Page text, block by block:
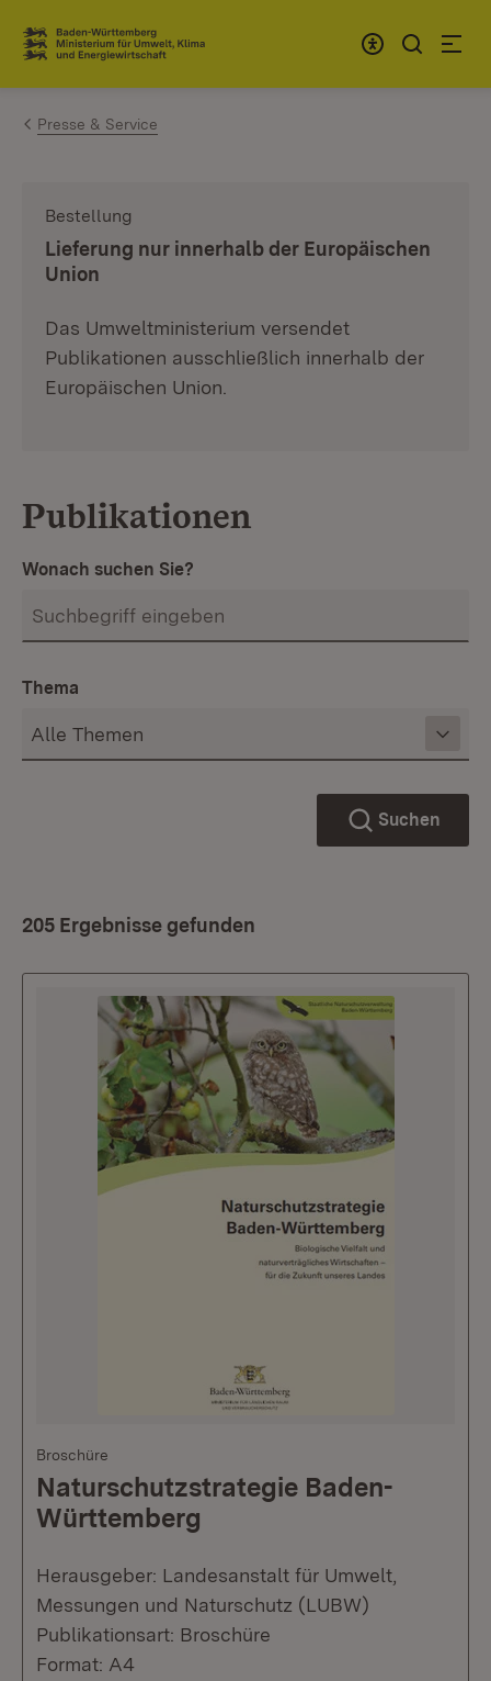
Zum Inhalt springen
Link zur Startseite
Presse & Service
Bestellung
Lieferung nur innerhalb der Europäischen
Union
Das Umweltministerium versendet
Publikationen ausschließlich innerhalb der
Europäischen Union.
Publikationen
Wonach suchen Sie?
Thema
Suchen
205 Ergebnisse gefunden
Broschüre
Naturschutzstrategie Baden-
Württemberg
Herausgeber: Landesanstalt für Umwelt,
Messungen und Naturschutz (LUBW)
Publikationsart: Broschüre
Format: A4